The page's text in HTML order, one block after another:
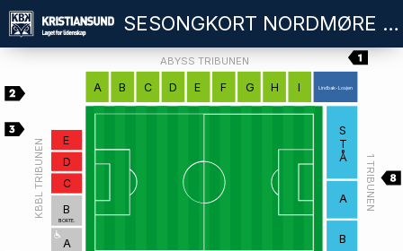
SESONGKORT NORDMØRE STADION 2026
A B C D E F G H I
A
B
C
D
E
S
T
Å
A
B
Lindbak-Losjen
BORTE.
ABYSS TRIBUNEN
KBBL TRIBUNEN 1 TRIBUNEN